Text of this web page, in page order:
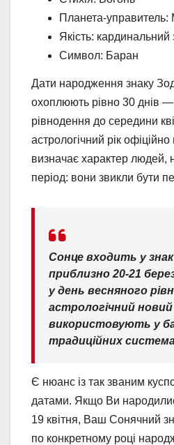
Планета-управитель:
Якість: кардинальний
Символ: Баран
Дати народження знаку
охоплюють рівно 30 днів —
рівнодення до середини
астрологічний рік
визначає характер людей,
період: вони звикли бути
Сонце входить у
приблизно 20-21
у день весняного
астрологічний новий
використовують у
традиційних
Є нюанс із так званим
датами. Якщо Ви
19 квітня, Ваш Сонячний
по конкретному році